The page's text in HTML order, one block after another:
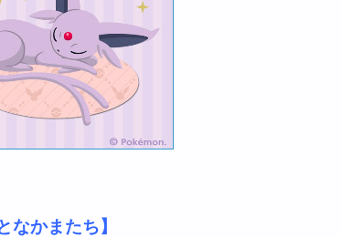
なかまたち】